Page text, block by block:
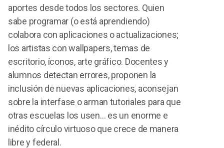
aportes desde todos los sectores. Quien
sabe programar (o está aprendiendo)
colabora con aplicaciones o actualizaciones;
los artistas con wallpapers, temas de
escritorio, íconos, arte gráfico. Docentes y
alumnos detectan errores, proponen la
inclusión de nuevas aplicaciones, aconsejan
sobre la interfase o arman tutoriales para que
otras escuelas los usen… es un enorme e
inédito círculo virtuoso que crece de manera
libre y federal.